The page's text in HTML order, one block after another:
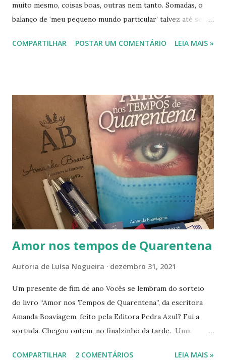
muito mesmo, coisas boas, outras nem tanto. Somadas, o
balanço de ‘meu pequeno mundo particular’ talvez até seja
sobrevivi. Que todos, todas e tod@s se deem as mãos, em
mantém dinheiro em paraísos fiscais. Que compreendam
que suas ações levam ao caos as desigualdades sociais e,
consequentemente, toda vida na Terra. Se a tempestade
vem, todos, sem exceção, serão arrastados ao mar. Para
que o mundo caminhe com mais consciência e sempre de
mãos dadas, é preciso que 2022 seja ação e renovação.
Vamos lá? ❤️ ———- Como sabem, amo fotografia. Pra não
enlouquecer durante a quarentena, associei fotos e edição
de vídeos. Testei nas ima...
COMPARTILHAR POSTAR UM COMENTÁRIO LEIA MAIS »
Amor nos tempos de Quarentena
Autoria de Luísa Nogueira dezembro 31, 2021
Um presente de fim de ano Vocês se lembram do sorteio
do livro “Amor nos Tempos de Quarentena”, da escritora
Amanda Boaviagem, feito pela Editora Pedra Azul? Fui a
sortuda. Chegou ontem, no finalzinho da tarde. Uma
páginas enviados pela editora e pela autora, sacola e
COMPARTILHAR 2 COMENTÁRIOS LEIA MAIS »